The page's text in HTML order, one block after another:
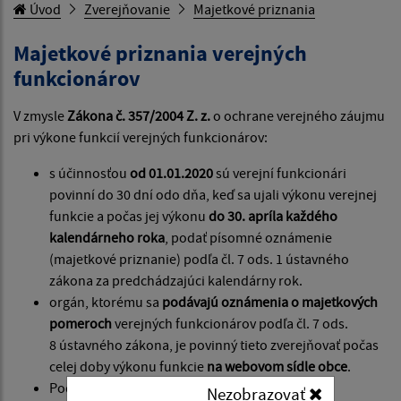
Nezobrazovať
Úvod Zverejňovanie Majetkové priznania
Majetkové priznania verejných
funkcionárov
V zmysle Zákona č. 357/2004 Z. z.o ochrane verejného záujmu
pri výkone funkcií verejných funkcionárov:
s účinnosťou od 01.01.2020sú verejní funkcionári
povinní do 30 dní odo dňa, keď sa ujali výkonu verejnej
funkcie a počas jej výkonu do 30. apríla každého
kalendárneho roka , podať písomné oznámenie
(majetkové priznanie) podľa čl. 7 ods. 1 ústavného
zákona za predchádzajúci kalendárny rok.
orgán, ktorému sa podávajú oznámenia o majetkových
pomerochverejných funkcionárov podľa čl. 7 ods.
8 ústavného zákona, je povinný tieto zverejňovať počas
celej doby výkonu funkcie na webovom sídle obce.
Podľa čl. 7 ods. 9 ústavného zákona, povinnosť